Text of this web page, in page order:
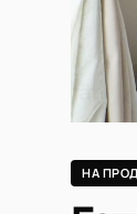
НА